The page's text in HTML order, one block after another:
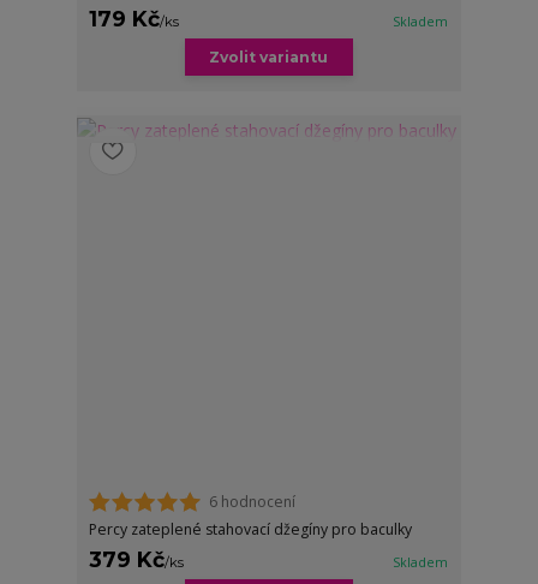
179 Kč/ks Skladem
Zvolit variantu
6 hodnocení
Percy zateplené stahovací džegíny pro baculky
379 Kč/ks Skladem